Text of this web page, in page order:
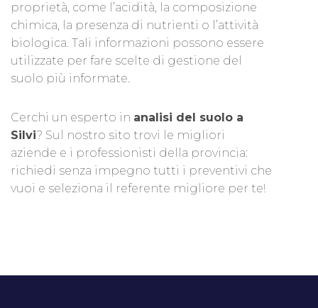
proprietà, come l’acidità, la composizione
chimica, la presenza di nutrienti o l’attività
biologica. Tali informazioni possono essere
utilizzate per fare scelte di gestione del
suolo più informate.
Cerchi un esperto in analisi del suolo a
Silvi? Sul nostro sito trovi le migliori
aziende e i professionisti della provincia:
richiedi senza impegno tutti i preventivi che
vuoi e seleziona il referente migliore per te!